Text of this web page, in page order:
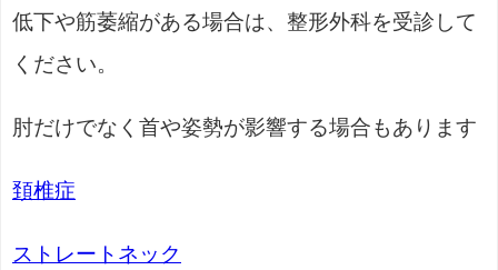
低下や筋萎縮がある場合は、整形外科を受診して
ください。
肘だけでなく首や姿勢が影響する場合もあります
頚椎症
ストレートネック